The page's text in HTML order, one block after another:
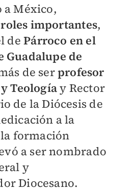
a México,
importantes,
dePárroco en el
Guadalupe de
de serprofesor
Teologíay Rector
de la Diócesis de
a la
formación
a ser nombrado
y
Diocesano.